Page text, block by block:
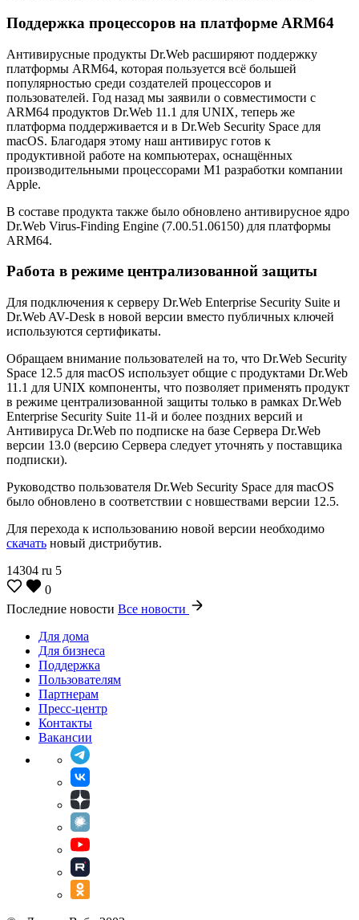
Поддержка процессоров на платформе ARM64
Антивирусные продукты Dr.Web расширяют поддержку
платформы ARM64, которая пользуется всё большей
популярностью среди создателей процессоров и
пользователей. Год назад мы заявили о совместимости с
ARM64 продуктов Dr.Web 11.1 для UNIX, теперь же
платформа поддерживается и в Dr.Web Security Space для
macOS. Благодаря этому наш антивирус готов к
продуктивной работе на компьютерах, оснащённых
производительными процессорами M1 разработки компании
Apple.
В составе продукта также было обновлено антивирусное ядро
Dr.Web Virus-Finding Engine (7.00.51.06150) для платформы
ARM64.
Работа в режиме централизованной защиты
Для подключения к серверу Dr.Web Enterprise Security Suite и
Dr.Web AV-Desk в новой версии вместо публичных ключей
используются сертификаты.
Обращаем внимание пользователей на то, что Dr.Web Security
Space 12.5 для macOS использует общие с продуктами Dr.Web
11.1 для UNIX компоненты, что позволяет применять продукт
в режиме централизованной защиты только в рамках Dr.Web
Enterprise Security Suite 11-й и более поздних версий и
Антивируса Dr.Web по подписке на базе Сервера Dr.Web
версии 13.0 (версию Сервера следует уточнять у поставщика
подписки).
Руководство пользователя Dr.Web Security Space для macOS
было обновлено в соответствии с новшествами версии 12.5.
Для перехода к использованию новой версии необходимо
скачать новый дистрибутив.
14304 ru 5
0
Последние новости Все новости
Для дома
Для бизнеса
Поддержка
Пользователям
Партнерам
Пресс-центр
Контакты
Вакансии